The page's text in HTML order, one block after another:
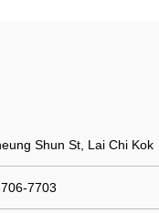
Shun St, Lai Chi Kok
7703